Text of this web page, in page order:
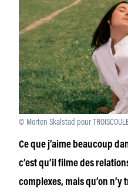
© Morten Skalstad pour
Ce que j’aime beaucoup
c’est qu’il filme des
complexes, mais qu’on